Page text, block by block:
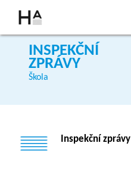
INSPEKČNÍ
ZPRÁVY
Škola
Inspekční zprávy